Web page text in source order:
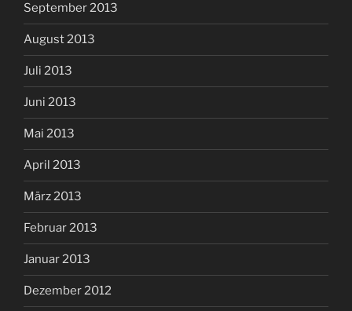
September 2013
August 2013
Juli 2013
Juni 2013
Mai 2013
April 2013
März 2013
Februar 2013
Januar 2013
Dezember 2012